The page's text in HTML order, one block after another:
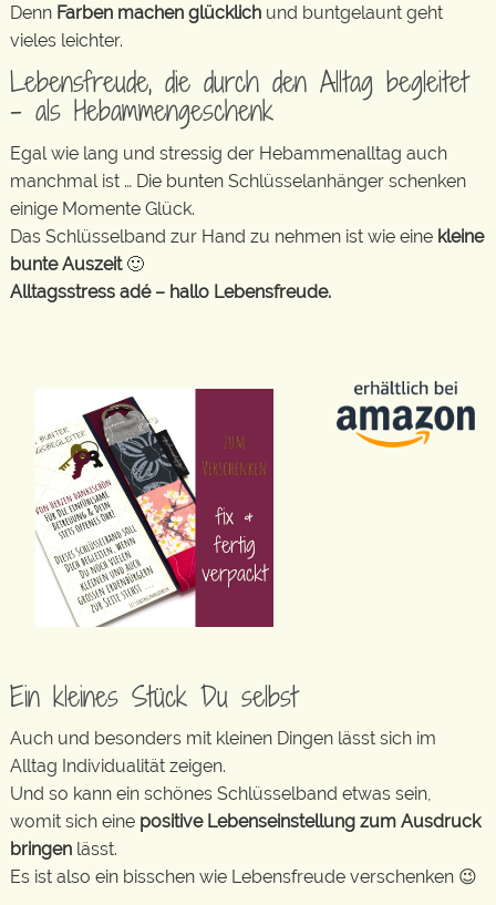
Denn Farben machen glücklich und buntgelaunt geht
vieles leichter.
Lebensfreude, die durch den Alltag begleitet
– als Hebammengeschenk
Egal wie lang und stressig der Hebammenalltag auch
manchmal ist … Die bunten Schlüsselanhänger schenken
einige Momente Glück.
Das Schlüsselband zur Hand zu nehmen ist wie eine kleine
bunte Auszeit🙂
Alltagsstress adé – hallo Lebensfreude.
Ein kleines Stück Du selbst
Auch und besonders mit kleinen Dingen lässt sich im
Alltag Individualität zeigen.
Und so kann ein schönes Schlüsselband etwas sein,
womit sich eine positive Lebenseinstellung zum Ausdruck
bringen lässt.
Es ist also ein bisschen wie Lebensfreude verschenken 😉